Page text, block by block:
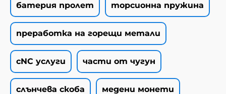
батерия пролет торсионна пружина
преработка на горещи метали
cNC услуги части от чугун
слънчева скоба медени монети